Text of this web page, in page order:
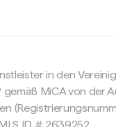
in den
gemäß MiCA von der